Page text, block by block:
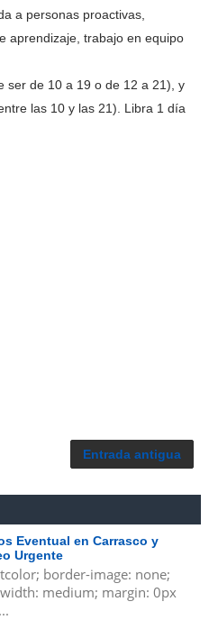
a personas proactivas,
aprendizaje, trabajo en equipo
ser de 10 a 19 o de 12 a 21), y
las 10 y las 21). Libra 1 día
Entrada antigua
Eventual en Carrasco y
Urgente
border-image: none;
medium; margin: 0px